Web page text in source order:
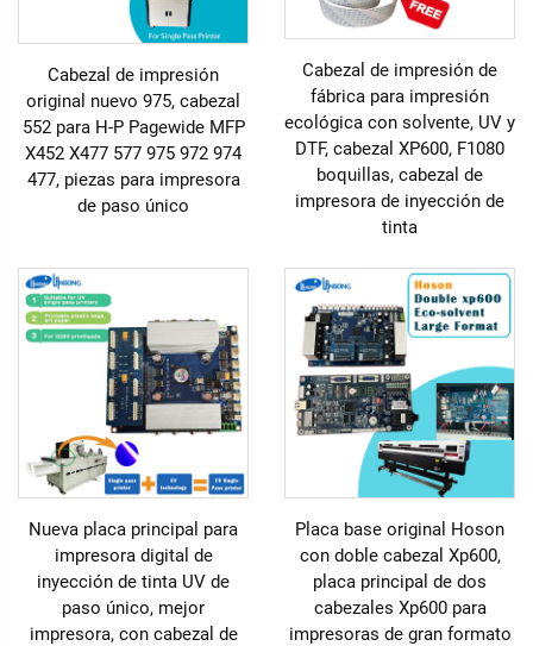
Cabezal de impresión
original nuevo 975, cabezal
552 para H-P Pagewide MFP
X452 X477 577 975 972 974
477, piezas para impresora
de paso único
Cabezal de impresión de
fábrica para impresión
ecológica con solvente, UV y
DTF, cabezal XP600, F1080
boquillas, cabezal de
impresora de inyección de
tinta
Nueva placa principal para
impresora digital de
inyección de tinta UV de
paso único, mejor
impresora, con cabezal de
Placa base original Hoson
con doble cabezal Xp600,
placa principal de dos
cabezales Xp600 para
impresoras de gran formato